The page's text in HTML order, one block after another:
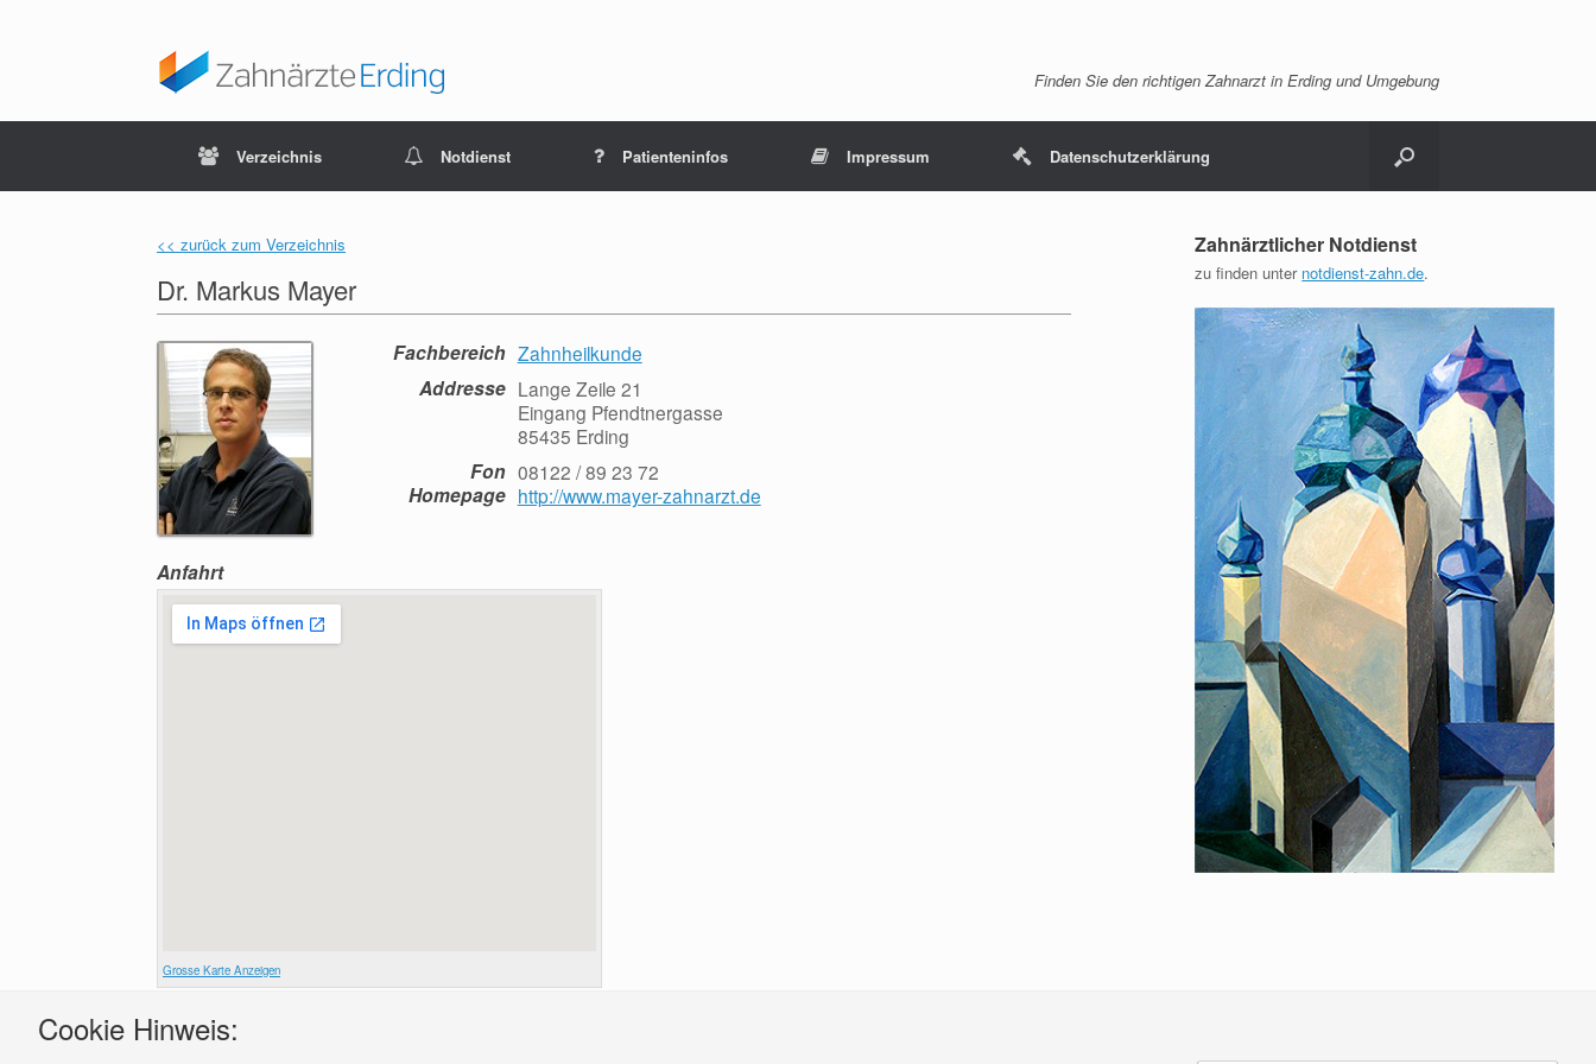
Finden Sie den richtigen Zahnarzt in Erding und Umgebung
Verzeichnis Notdienst Patienteninfos Impressum Datenschutzerklärung
<< zurück zum Verzeichnis
Dr. Markus Mayer
Fachbereich Zahnheilkunde
Addresse Lange Zeile 21
Eingang Pfendtnergasse
85435 Erding
Fon 08122 / 89 23 72
Homepage http://www.mayer-zahnarzt.de
Anfahrt
Grosse Karte Anzeigen
Zahnärztlicher Notdienst
zu finden unter notdienst-zahn.de.
Cookie Hinweis: